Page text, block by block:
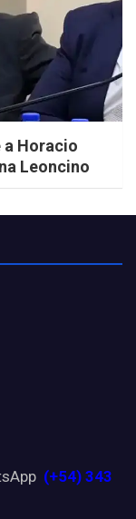
Horacio
Leoncino
(+54) 343